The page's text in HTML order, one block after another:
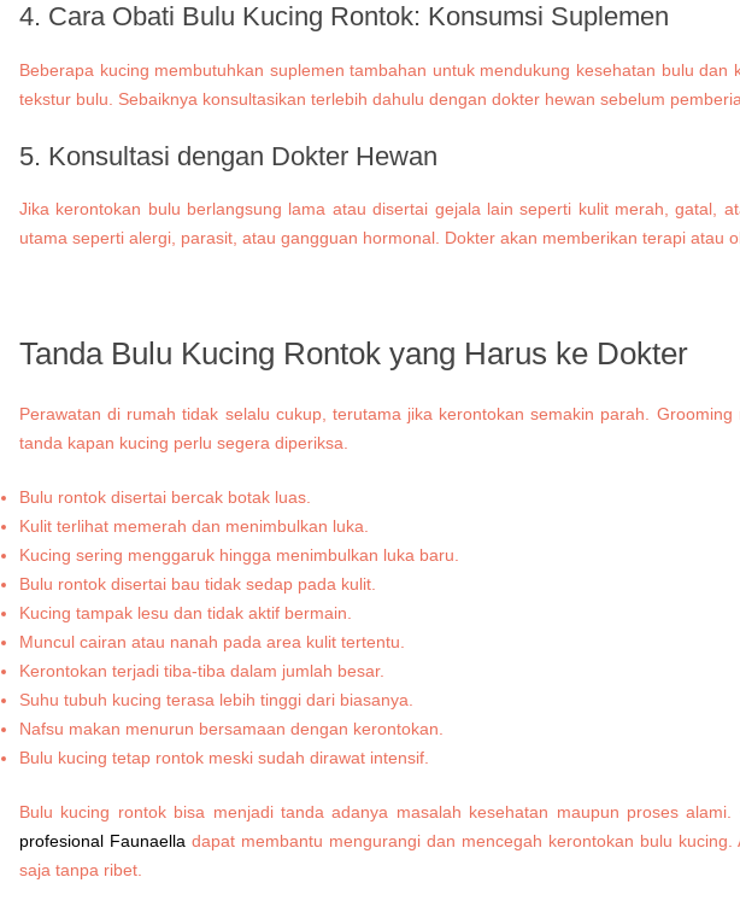
4. Cara Obati Bulu Kucing Rontok: Konsumsi Suplemen
Beberapa kucing membutuhkan suplemen tambahan untuk mendukung kesehatan bulu
tekstur bulu. Sebaiknya konsultasikan terlebih dahulu dengan dokter hewan sebelum
5. Konsultasi dengan Dokter Hewan
Jika kerontokan bulu berlangsung lama atau disertai gejala lain seperti kulit merah, gatal,
utama seperti alergi, parasit, atau gangguan hormonal. Dokter akan memberikan terapi atau
Tanda Bulu Kucing Rontok yang Harus ke Dokter
Perawatan di rumah tidak selalu cukup, terutama jika kerontokan semakin parah.
tanda kapan kucing perlu segera diperiksa.
Bulu rontok disertai bercak botak luas.
Kulit terlihat memerah dan menimbulkan luka.
Kucing sering menggaruk hingga menimbulkan luka baru.
Bulu rontok disertai bau tidak sedap pada kulit.
Kucing tampak lesu dan tidak aktif bermain.
Muncul cairan atau nanah pada area kulit tertentu.
Kerontokan terjadi tiba-tiba dalam jumlah besar.
Suhu tubuh kucing terasa lebih tinggi dari biasanya.
Nafsu makan menurun bersamaan dengan kerontokan.
Bulu kucing tetap rontok meski sudah dirawat intensif.
Bulu kucing rontok bisa menjadi tanda adanya masalah kesehatan maupun proses
profesional Faunaella dapat membantu mengurangi dan mencegah kerontokan bulu
saja tanpa ribet.